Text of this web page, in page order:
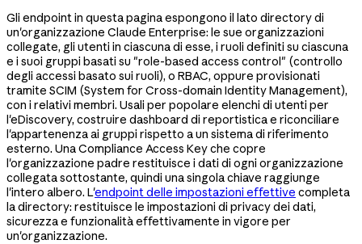
Gli endpoint in questa pagina espongono il lato directory di
un'organizzazione Claude Enterprise: le sue organizzazioni
collegate, gli utenti in ciascuna di esse, i ruoli definiti su ciascuna
e i suoi gruppi basati su "role-based access control" (controllo
degli accessi basato sui ruoli), o RBAC, oppure provisionati
tramite SCIM (System for Cross-domain Identity Management),
con i relativi membri. Usali per popolare elenchi di utenti per
l'eDiscovery, costruire dashboard di reportistica e riconciliare
l'appartenenza ai gruppi rispetto a un sistema di riferimento
esterno. Una Compliance Access Key che copre
l'organizzazione padre restituisce i dati di ogni organizzazione
collegata sottostante, quindi una singola chiave raggiunge
l'intero albero. L'endpoint delle impostazioni effettive completa
la directory: restituisce le impostazioni di privacy dei dati,
sicurezza e funzionalità effettivamente in vigore per
un'organizzazione.